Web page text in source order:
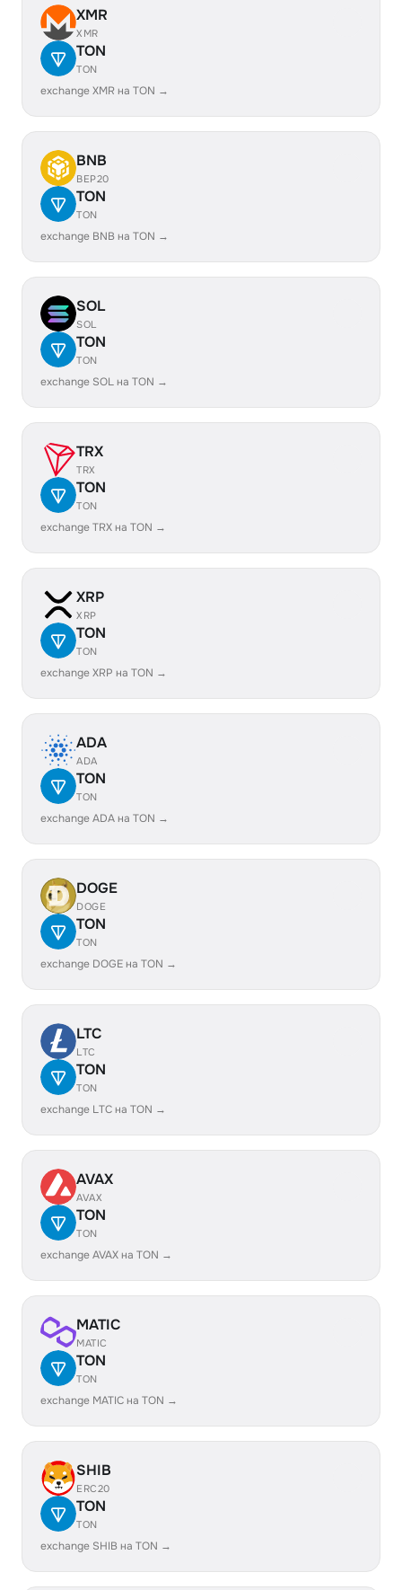
XMR
XMR
TON
TON
exchange XMR на TON →
BNB
BEP20
TON
TON
exchange BNB на TON →
SOL
SOL
TON
TON
exchange SOL на TON →
TRX
TRX
TON
TON
exchange TRX на TON →
XRP
XRP
TON
TON
exchange XRP на TON →
ADA
ADA
TON
TON
exchange ADA на TON →
DOGE
DOGE
TON
TON
exchange DOGE на TON →
LTC
LTC
TON
TON
exchange LTC на TON →
AVAX
AVAX
TON
TON
exchange AVAX на TON →
MATIC
MATIC
TON
TON
exchange MATIC на TON →
SHIB
ERC20
TON
TON
exchange SHIB на TON →